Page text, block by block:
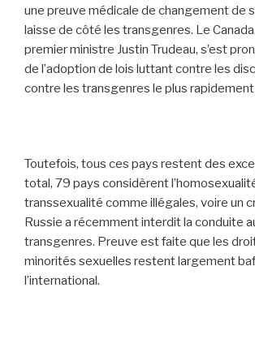
une preuve médicale de changement de
laisse de côté les transgenres. Le
premier ministre Justin Trudeau, s’est
de l’adoption de lois luttant contre les
contre les transgenres le plus
Toutefois, tous ces pays restent des
total, 79 pays considèrent
transsexualité comme illégales, voire un
Russie a récemment interdit la conduite
transgenres. Preuve est faite que les
minorités sexuelles restent largement
l’international.